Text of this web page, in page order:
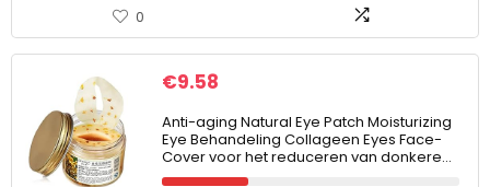
0
€9.58
Anti-aging Natural Eye Patch Moisturizing
Eye Behandeling Collageen Eyes Face-
Cover voor het reduceren van donkere…